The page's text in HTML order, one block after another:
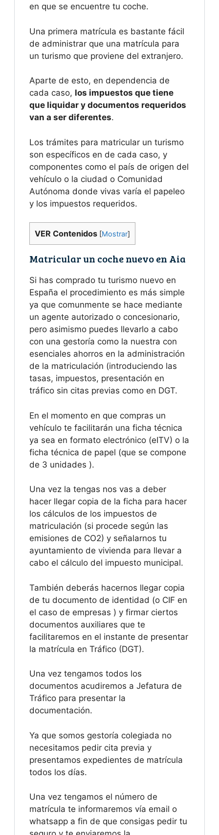
en que se encuentre tu coche.
Una primera matrícula es bastante fácil
de administrar que una matrícula para
un turismo que proviene del extranjero.
Aparte de esto, en dependencia de
cada caso, los impuestos que tiene
que liquidar y documentos requeridos
van a ser diferentes.
Los trámites para matricular un turismo
son específicos en de cada caso, y
componentes como el país de origen del
vehículo o la ciudad o Comunidad
Autónoma donde vivas varía el papeleo
y los impuestos requeridos.
VER Contenidos [Mostrar]
Matricular un coche nuevo en Aia
Si has comprado tu turismo nuevo en
España el procedimiento es más simple
ya que comunmente se hace mediante
un agente autorizado o concesionario,
pero asimismo puedes llevarlo a cabo
con una gestoría como la nuestra con
esenciales ahorros en la administración
de la matriculación (introduciendo las
tasas, impuestos, presentación en
tráfico sin citas previas como en DGT.
En el momento en que compras un
vehículo te facilitarán una ficha técnica
ya sea en formato electrónico (eITV) o la
ficha técnica de papel (que se compone
de 3 unidades ).
Una vez la tengas nos vas a deber
hacer llegar copia de la ficha para hacer
los cálculos de los impuestos de
matriculación (si procede según las
emisiones de CO2) y señalarnos tu
ayuntamiento de vivienda para llevar a
cabo el cálculo del impuesto municipal.
También deberás hacernos llegar copia
de tu documento de identidad (o CIF en
el caso de empresas ) y firmar ciertos
documentos auxiliares que te
facilitaremos en el instante de presentar
la matrícula en Tráfico (DGT).
Una vez tengamos todos los
documentos acudiremos a Jefatura de
Tráfico para presentar la
documentación.
Ya que somos gestoría colegiada no
necesitamos pedir cita previa y
presentamos expedientes de matrícula
todos los días.
Una vez tengamos el número de
matrícula te informaremos vía email o
whatsapp a fin de que consigas pedir tu